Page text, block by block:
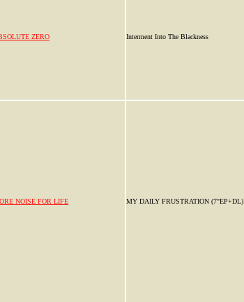
ZERO Interment Into The Blackness
NOISE FOR LIFE MY DAILY FRUSTRATION (7"EP+DL)